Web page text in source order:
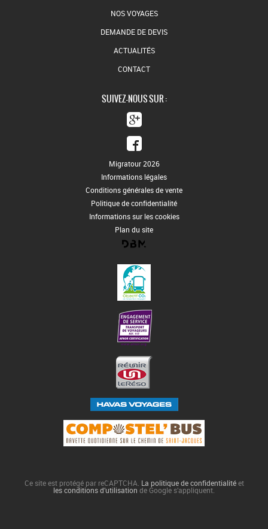
NOS VOYAGES
DEMANDE DE DEVIS
ACTUALITÉS
CONTACT
SUIVEZ-NOUS SUR :
Migratour 2026
Informations légales
Conditions générales de vente
Politique de confidentialité
Informations sur les cookies
Plan du site
Ce site est protégé par reCAPTCHA. La politique de confidentialitéet
les conditions d’utilisation de Google s’appliquent.